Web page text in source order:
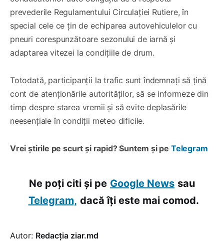
prevederile Regulamentului Circulației Rutiere, în
special cele ce țin de echiparea autovehiculelor cu
pneuri corespunzătoare sezonului de iarnă și
adaptarea vitezei la condițiile de drum.
Totodată, participanții la trafic sunt îndemnați să țină
cont de atenționările autorităților, să se informeze din
timp despre starea vremii și să evite deplasările
neesențiale în condiții meteo dificile.
Vrei știrile pe scurt și rapid? Suntem și pe Telegram
Ne poți citi și pe Google News sau
Telegram, dacă îți este mai comod.
Autor: Redacția ziar.md